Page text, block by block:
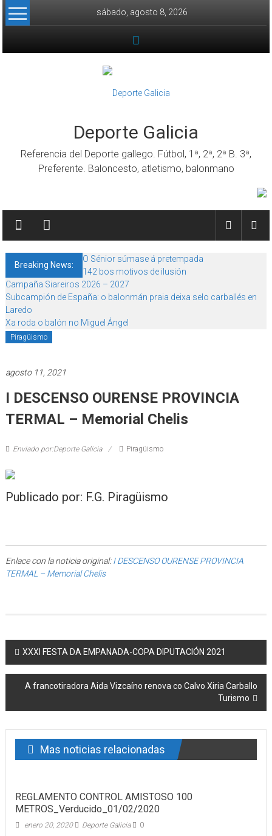
Skip to content
sábado, agosto 8, 2026
Deporte Galicia
Referencia del Deporte gallego. Fútbol, 1ª, 2ª, 2ª B. 3ª,
Preferente. Baloncesto, atletismo, balonmano
Breaking News:
O Sénior súmase á pretempada
142 bos motivos de ilusión
Campaña Siareiros 2026 – 2027
Subcampión de España: o balonmán praia deixa selo carballés en
Laredo
Xa roda o balón no Miguel Ángel
Piragüismo
agosto 11, 2021
I DESCENSO OURENSE PROVINCIA
TERMAL – Memorial Chelis
Enviado por:Deporte Galicia Piragüismo
Publicado por: F.G. Piragüismo
Enlace con la noticia original:I DESCENSO OURENSE PROVINCIA
TERMAL – Memorial Chelis
Post navigation
XXXI FESTA DA EMPANADA-COPA DIPUTACIÓN 2021
A francotiradora Aida Vizcaíno renova co Calvo Xiria Carballo
Turismo
Mas noticias relacionadas
REGLAMENTO CONTROL AMISTOSO 100
METROS_Verducido_01/02/2020
enero 20, 2020 Deporte Galicia 0